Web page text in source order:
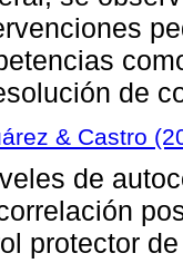
de
& Castro
de
protector